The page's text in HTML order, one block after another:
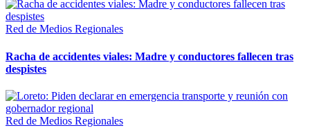
Red de Medios Regionales
Racha de accidentes viales: Madre y conductores fallecen tras
despistes
Red de Medios Regionales